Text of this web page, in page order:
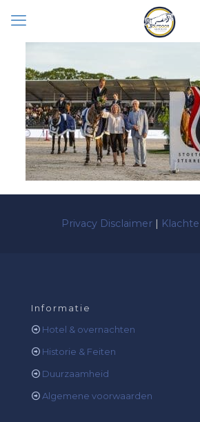
Privacy Disclaimer|
Informatie
Hotel & overnachten
Historie & Feiten
Duurzaamheid
Algemene voorwaarden